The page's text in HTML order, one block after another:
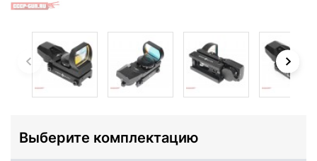
Выберите комплектацию